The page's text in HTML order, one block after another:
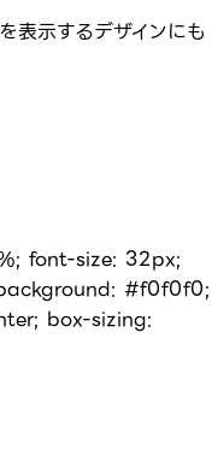
表示するデザインにも
font-size: 32px;
#f0f0f0;
box-sizing: